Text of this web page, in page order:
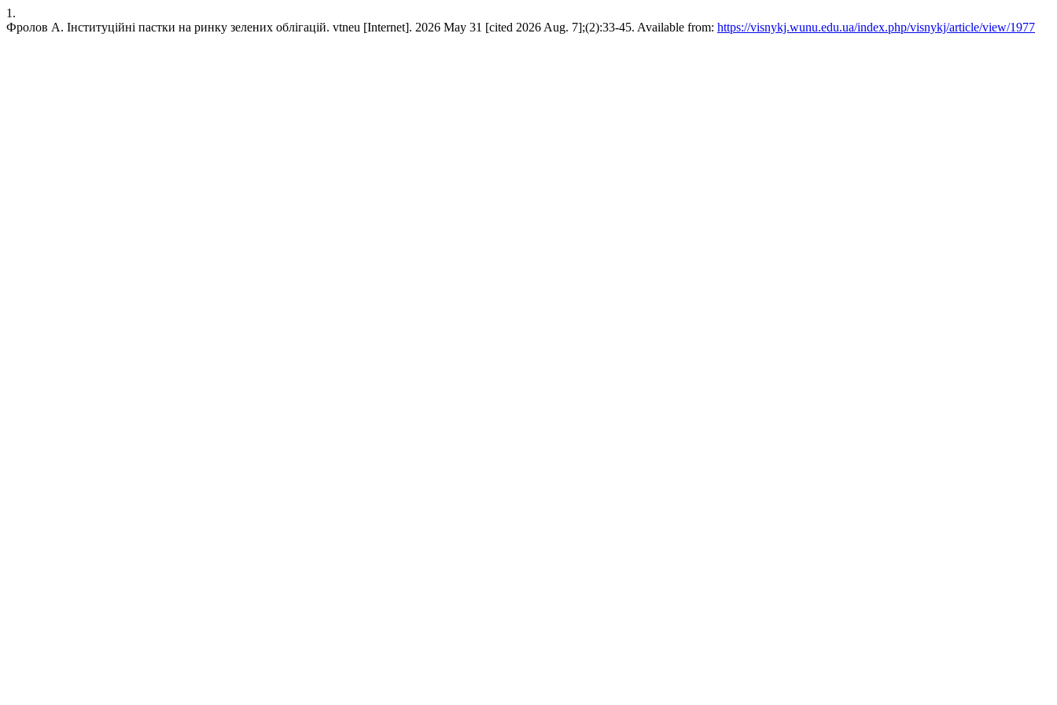
1.
Фролов А. Інституційні пастки на ринку зелених облігацій. vtneu [Internet]. 2026 May 31 [cited 2026 Aug. 7];(2):33-45. Available from: https://visnykj.wunu.edu.ua/index.php/visnykj/article/view/1977